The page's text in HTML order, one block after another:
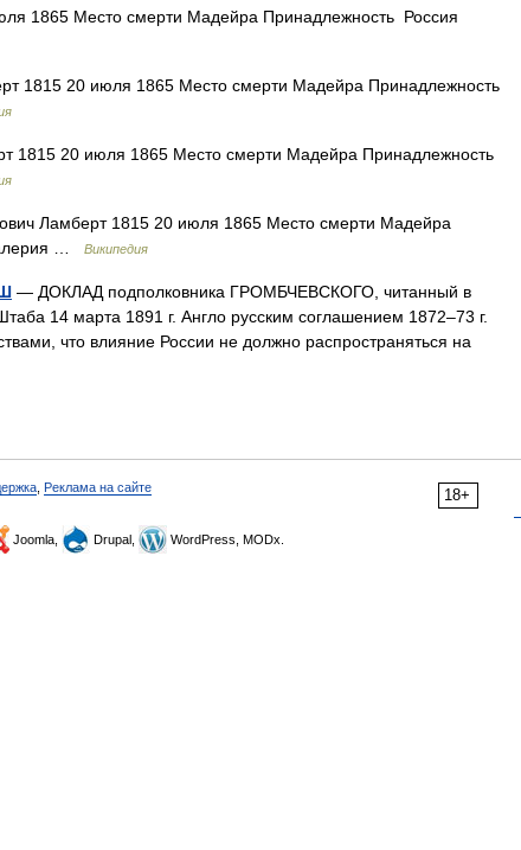
1865 Место смерти Мадейра Принадлежность Россия
1815 20 июля 1865 Место смерти Мадейра Принадлежность
1815 20 июля 1865 Место смерти Мадейра Принадлежность
Ламберт 1815 20 июля 1865 Место смерти Мадейра
…
Википедия
— ДОКЛАД подполковника ГРОМБЧЕВСКОГО, читанный в
14 марта 1891 г. Англо русским соглашением 1872–73 г.
что влияние России не должно распространяться на
18+
Реклама на сайте
Joomla, Drupal, WordPress, MODx.